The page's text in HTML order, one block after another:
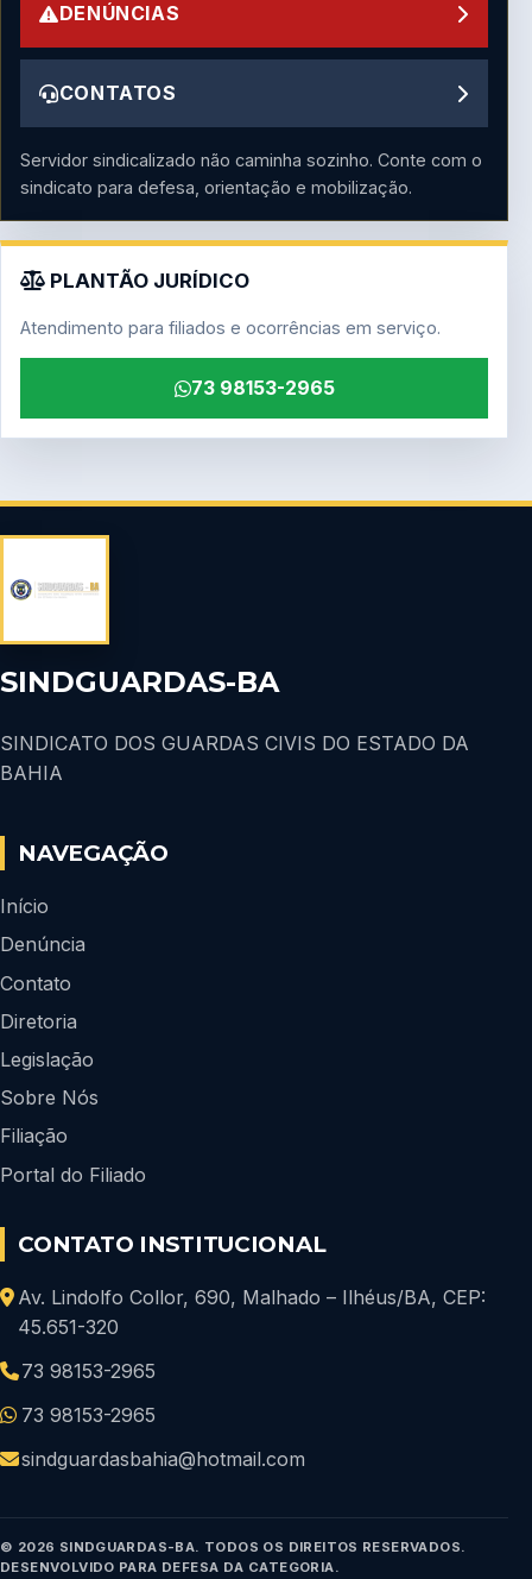
DENÚNCIAS
CONTATOS
Servidor sindicalizado não caminha sozinho. Conte com o
sindicato para defesa, orientação e mobilização.
PLANTÃO JURÍDICO
Atendimento para filiados e ocorrências em serviço.
73 98153-2965
SINDGUARDAS-BA
SINDICATO DOS GUARDAS CIVIS DO ESTADO DA
BAHIA
NAVEGAÇÃO
Início
Denúncia
Contato
Diretoria
Legislação
Sobre Nós
Filiação
Portal do Filiado
CONTATO INSTITUCIONAL
Av. Lindolfo Collor, 690, Malhado – Ilhéus/BA, CEP:
45.651-320
73 98153-2965
73 98153-2965
sindguardasbahia@hotmail.com
© 2026 SINDGUARDAS-BA. TODOS OS DIREITOS RESERVADOS.
DESENVOLVIDO PARA DEFESA DA CATEGORIA.